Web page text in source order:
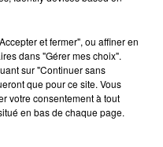
Voir plus
et fermer", ou affiner en
dans "Gérer mes choix".
sur "Continuer sans
que pour ce site. Vous
votre consentement à tout
en bas de chaque page.